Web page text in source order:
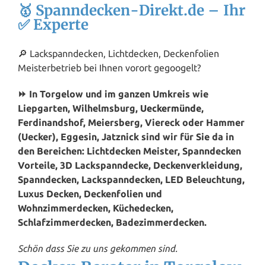
🥇 Spanndecken-Direkt.de – Ihr
✅ Experte
🔎 Lackspanndecken, Lichtdecken, Deckenfolien
Meisterbetrieb bei Ihnen vorort gegoogelt?
⏩ In Torgelow und im ganzen Umkreis wie
Liepgarten, Wilhelmsburg, Ueckermünde,
Ferdinandshof, Meiersberg, Viereck oder Hammer
(Uecker), Eggesin, Jatznick sind wir für Sie da in
den Bereichen: Lichtdecken Meister, Spanndecken
Vorteile, 3D Lackspanndecke, Deckenverkleidung,
Spanndecken, Lackspanndecken, LED Beleuchtung,
Luxus Decken, Deckenfolien und
Wohnzimmerdecken, Küchedecken,
Schlafzimmerdecken, Badezimmerdecken.
Schön dass Sie zu uns gekommen sind.